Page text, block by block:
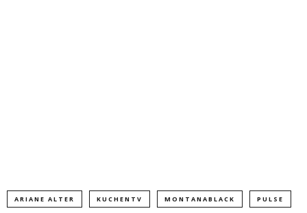
ARIANE ALTER KUCHENTV MONTANABLACK PULSE